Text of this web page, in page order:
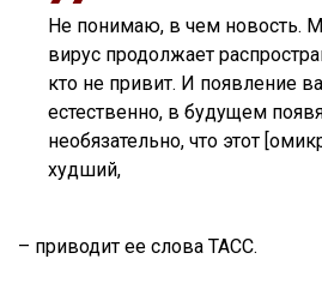
Не понимаю, в чем новость.
вирус продолжает
кто не привит. И появление
естественно, в будущем
необязательно, что этот
худший,
– приводит ее слова ТАСС.